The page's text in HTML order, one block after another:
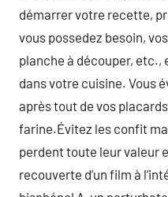
démarrer votre recette,
vous possedez besoin,
planche à découper, etc.,
dans votre cuisine. Vous
après tout de vos
farine.Évitez les confit
perdent toute leur valeur
recouverte d’un film à